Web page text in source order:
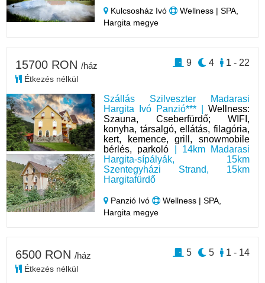
Kulcsosház Ivó
Wellness | SPA,
Hargita megye
Szállás Szilveszter Madarasi
Hargita Ivó Panzió*** | Wellness:
Szauna, Cseberfürdő; WIFI,
konyha, társalgó, ellátás, filagória,
kert, kemence, grill, snowmobile
bérlés, parkoló | 14km Madarasi
Hargita-sípályák, 15km
Szentegyházi Strand, 15km
Hargitafürdő
Panzió Ivó
Wellness | SPA,
Hargita megye
15700 RON /ház
Étkezés nélkül
1 - 22
4
9
6500 RON /ház
Étkezés nélkül
1 - 14
5
5